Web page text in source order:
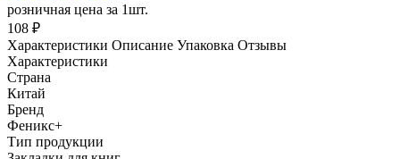
розничная цена за 1шт.
108 ₽
Характеристики Описание Упаковка Отзывы
Характеристики
Страна
Китай
Бренд
Феникс+
Тип продукции